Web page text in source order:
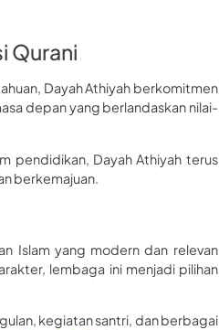
Qurani
Dayah Athiyah berkomitmen
depan yang berlandaskan nilai-
pendidikan, Dayah Athiyah terus
berkemajuan.
Islam yang modern dan relevan
lembaga ini menjadi pilihan
kegiatan santri, dan berbagai